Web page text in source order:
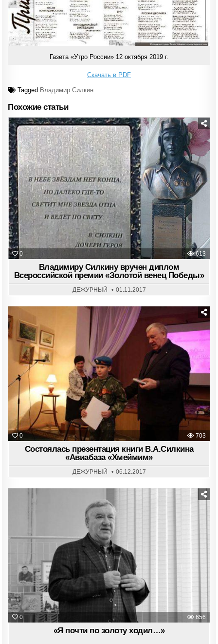
Газета «Утро России» 12 октября 2019 г.
Скачать в PDF
Tagged Владимир Силкин
Похожие статьи
0 613
Posted
in
Владимиру Силкину вручен диплом
Всероссийской премии «Золотой венец Победы»
ДЕЖУРНЫЙ 01.11.2017
0 703
Posted
Состоялась презентация книги В.А.Силкина
«Авиабаза «Хмеймим»
ДЕЖУРНЫЙ 06.12.2017
0 656
Posted
«Я почти по золоту ходил…»